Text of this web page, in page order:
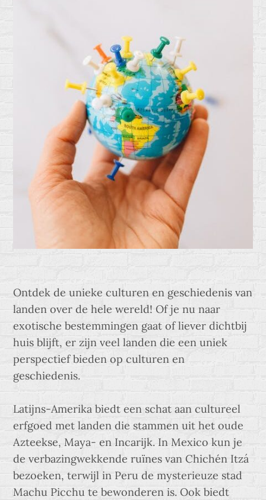
Ontdek de unieke culturen en geschiedenis van
landen over de hele wereld! Of je nu naar
exotische bestemmingen gaat of liever dichtbij
huis blijft, er zijn veel landen die een uniek
perspectief bieden op culturen en
geschiedenis.
Latijns-Amerika biedt een schat aan cultureel
erfgoed met landen die stammen uit het oude
Azteekse, Maya- en Incarijk. In Mexico kun je
de verbazingwekkende ruïnes van Chichén Itzá
bezoeken, terwijl in Peru de mysterieuze stad
Machu Picchu te bewonderen is. Ook biedt